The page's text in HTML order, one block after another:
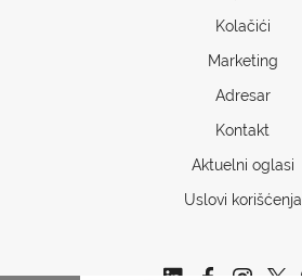
Kolačići
Marketing
Adresar
Kontakt
Aktuelni oglasi
Uslovi korišćenja